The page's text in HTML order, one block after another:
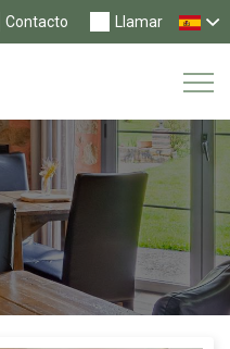
Llamar
Contacto